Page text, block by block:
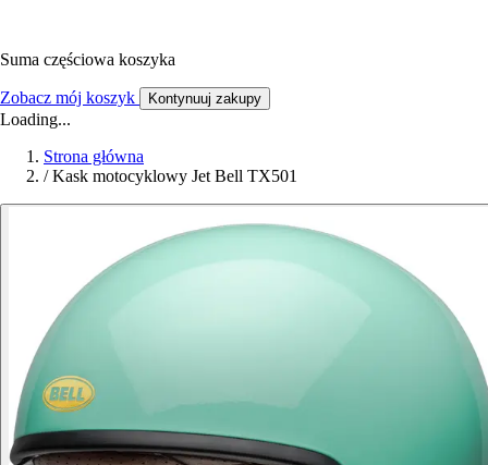
Suma częściowa koszyka
Zobacz mój koszyk Kontynuuj zakupy
Loading...
Strona główna
/ Kask motocyklowy Jet Bell TX501